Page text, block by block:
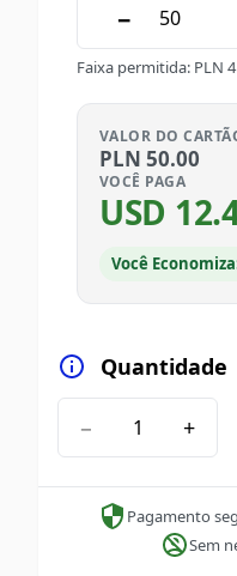
−
Faixa permitida: PLN 4
VALOR DO
PLN 50.00
VOCÊ PAGA
USD
Você
Quantidade
− +
Pagamento
Sem